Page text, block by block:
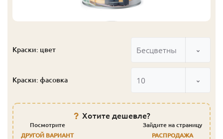
Краски: цвет Бесцветный
Краски: фасовка 10
Хотите дешевле?
Посмотрите
ДРУГОЙ ВАРИАНТ
Зайдите на страницу
РАСПРОДАЖА